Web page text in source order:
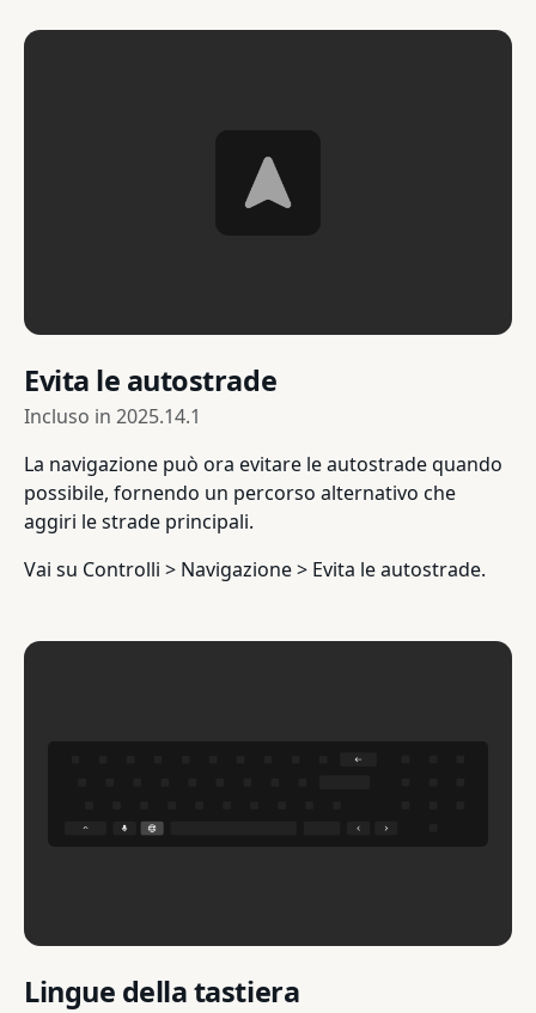
Evita le autostrade
Incluso in 2025.14.1
La navigazione può ora evitare le autostrade quando
possibile, fornendo un percorso alternativo che
aggiri le strade principali.
Vai su Controlli > Navigazione > Evita le autostrade.
Lingue della tastiera